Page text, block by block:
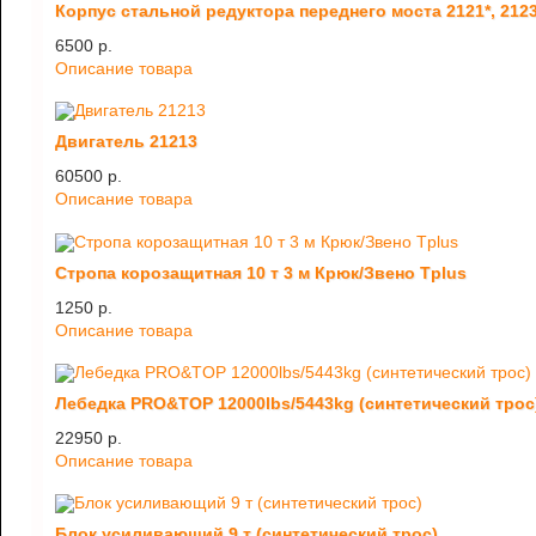
Корпус стальной редуктора переднего моста 2121*,
6500 p.
Описание товара
Двигатель 21213
60500 p.
Описание товара
Стропа корозащитная 10 т 3 м Крюк/Звено Tplus
1250 p.
Описание товара
Лебедка PRO&TOP 12000lbs/5443kg (синтетический
22950 p.
Описание товара